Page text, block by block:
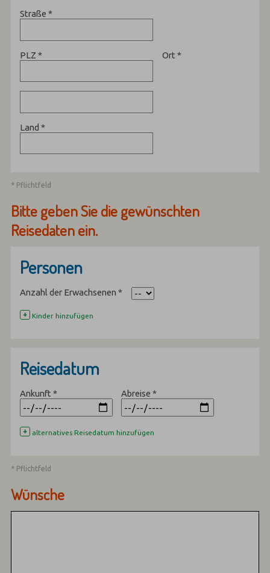
Straße*
PLZ* Ort *
Land*
* Pflichtfeld
Bitte geben Sie die gewünschten
Reisedaten ein.
Personen
Anzahl der Erwachsenen*
+ Kinder hinzufügen
Reisedatum
Ankunft* Abreise*
+ alternatives Reisedatum hinzufügen
* Pflichtfeld
Wünsche